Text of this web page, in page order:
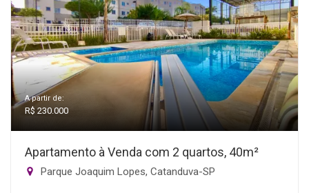
A partir de:
R$ 230.000
Apartamento à Venda com 2 quartos, 40m²
Parque Joaquim Lopes, Catanduva-SP